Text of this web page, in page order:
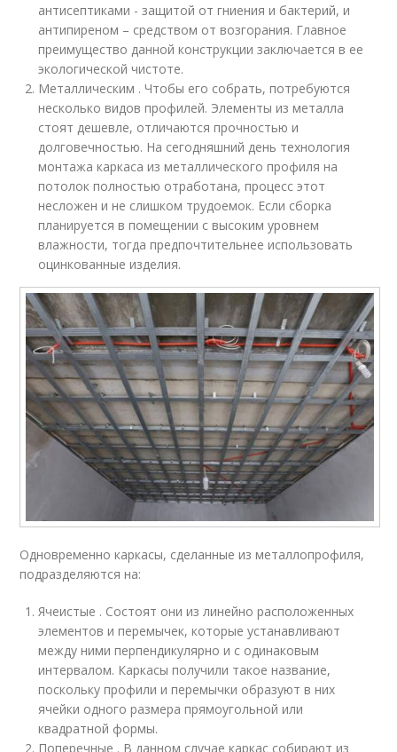
антисептиками - защитой от гниения и бактерий, и
антипиреном – средством от возгорания. Главное
преимущество данной конструкции заключается в ее
экологической чистоте.
Металлическим . Чтобы его собрать, потребуются
несколько видов профилей. Элементы из металла
стоят дешевле, отличаются прочностью и
долговечностью. На сегодняшний день технология
монтажа каркаса из металлического профиля на
потолок полностью отработана, процесс этот
несложен и не слишком трудоемок. Если сборка
планируется в помещении с высоким уровнем
влажности, тогда предпочтительнее использовать
оцинкованные изделия.
Одновременно каркасы, сделанные из металлопрофиля,
подразделяются на:
Ячеистые . Состоят они из линейно расположенных
элементов и перемычек, которые устанавливают
между ними перпендикулярно и с одинаковым
интервалом. Каркасы получили такое название,
поскольку профили и перемычки образуют в них
ячейки одного размера прямоугольной или
квадратной формы.
Поперечные . В данном случае каркас собирают из